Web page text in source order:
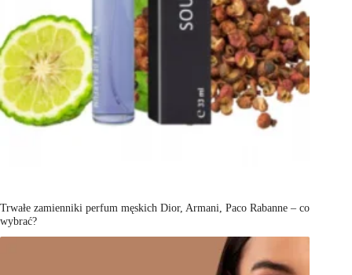
Trwałe zamienniki perfum męskich Dior, Armani, Paco Rabanne – co
wybrać?